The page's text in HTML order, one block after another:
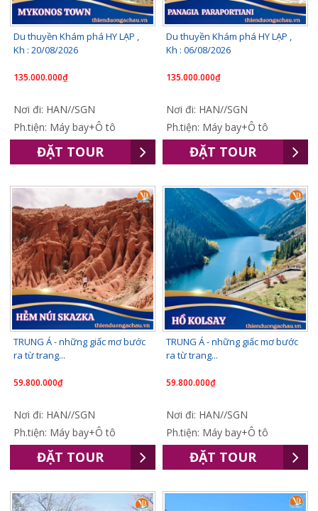
Du thuyền Khám phá HY LẠP ,
Kh : 20/08/2026
135.000.000₫
Nơi đi: HAN//SGN
Ph.tiện: Máy bay+Ô tô
ĐẶT TOUR
Du thuyền Khám phá HY LẠP ,
Kh : 06/08/2026
135.000.000₫
Nơi đi: HAN//SGN
Ph.tiện: Máy bay+Ô tô
ĐẶT TOUR
TRUNG Á - những giấc mơ bước
ra từ trang...
59.800.000₫
Nơi đi: HAN//SGN
Ph.tiện: Máy bay+Ô tô
ĐẶT TOUR
TRUNG Á - những giấc mơ bước
ra từ trang...
59.800.000₫
Nơi đi: HAN//SGN
Ph.tiện: Máy bay+Ô tô
ĐẶT TOUR